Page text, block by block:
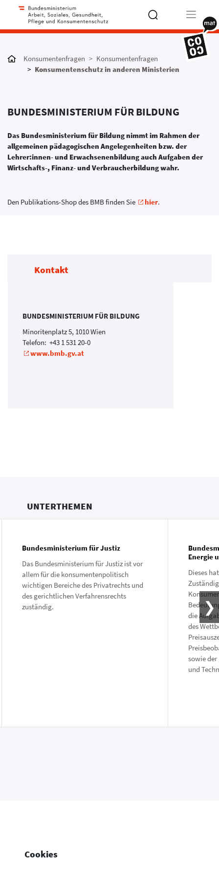
Cookies
more
characters
Konsumentenfragen
Konsumentenfragen
Konsumentenschutz in anderen Ministerien
BUNDESMINISTERIUM FÜR BILDUNG
Das Bundesministerium für Bildung nimmt im Rahmen der
allgemeinen pädagogischen Angelegenheiten bzw. der
Lehrer:innen- und Erwachsenenbildung auch Aufgaben der
Wirtschafts-, Finanz- und Verbraucherbildung wahr.
Den Publikations-Shop des BMB finden Sie hier.
Kontakt
BUNDESMINISTERIUM FÜR BILDUNG
Minoritenplatz 5, 1010 Wien
Telefon: +43 1 531 20-0
www.bmb.gv.at
UNTERTHEMEN
Bundesministerium für Justiz
Das Bundesministerium für Justiz ist vor
allem für die konsumentenpolitisch
wichtigen Bereiche des ­Privatrechts und
des gerichtlichen Verfahrensrechts
zuständig.
Energie
Dieses
die
des
sowie der
und